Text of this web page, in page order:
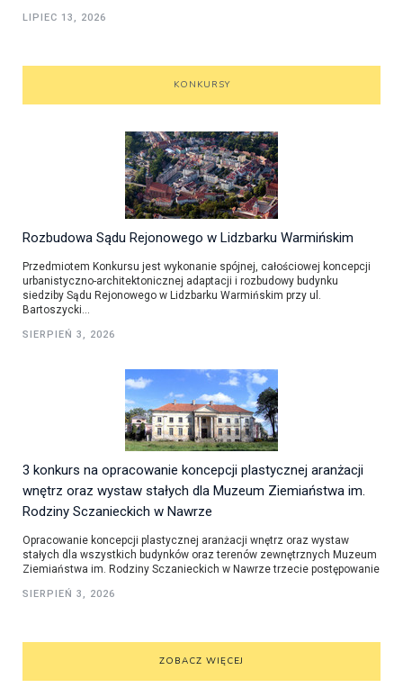
LIPIEC 13, 2026
KONKURSY
Rozbudowa Sądu Rejonowego w Lidzbarku Warmińskim
Przedmiotem Konkursu jest wykonanie spójnej, całościowej koncepcji
urbanistyczno-architektonicznej adaptacji i rozbudowy budynku
siedziby Sądu Rejonowego w Lidzbarku Warmińskim przy ul.
Bartoszycki...
SIERPIEŃ 3, 2026
3 konkurs na opracowanie koncepcji plastycznej aranżacji
wnętrz oraz wystaw stałych dla Muzeum Ziemiaństwa im.
Rodziny Sczanieckich w Nawrze
Opracowanie koncepcji plastycznej aranżacji wnętrz oraz wystaw
stałych dla wszystkich budynków oraz terenów zewnętrznych Muzeum
Ziemiaństwa im. Rodziny Sczanieckich w Nawrze trzecie postępowanie
SIERPIEŃ 3, 2026
ZOBACZ WIĘCEJ